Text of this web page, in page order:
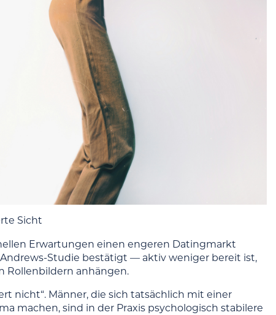
Sicht
Erwartungen einen engeren Datingmarkt
Studie bestätigt — aktiv weniger bereit ist,
Rollenbildern anhängen.
nicht“. Männer, die sich tatsächlich mit einer
machen, sind in der Praxis psychologisch stabilere